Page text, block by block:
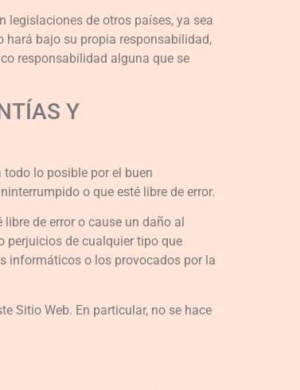
legislaciones de otros países, ya sea
hará bajo su propia responsabilidad,
responsabilidad alguna que se
Y
lo posible por el buen
o que esté libre de error.
de error o cause un daño al
perjuicios de cualquier tipo que
informáticos o los provocados por la
Sitio Web. En particular, no se hace